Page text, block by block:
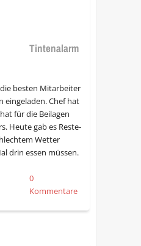
Tintenalarm
besten Mitarbeiter
eingeladen. Chef hat
für die Beilagen
Heute gab es Reste-
Wetter
drin essen müssen.
0
Kommentare